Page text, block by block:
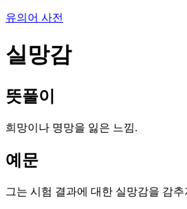
유의어 사전
실망감
뜻풀이
희망이나 명망을 잃은 느낌.
예문
그는 시험 결과에 대한 실망감을 감추